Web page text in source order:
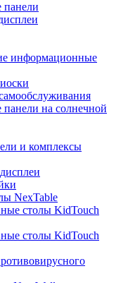
панели
информационные
на солнечной
и комплексы
NexTable
столы KidTouch
столы KidTouch